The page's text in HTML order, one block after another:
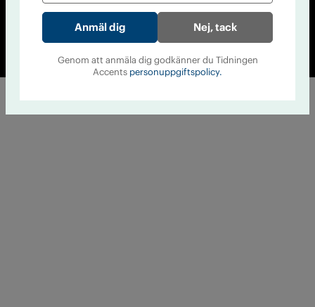
© Tidningen Accent 2026
Cookiepolicy
Personuppgiftspolicy
Nej, tack
Genom att anmäla dig godkänner du Tidningen
Accents personuppgiftspolicy.